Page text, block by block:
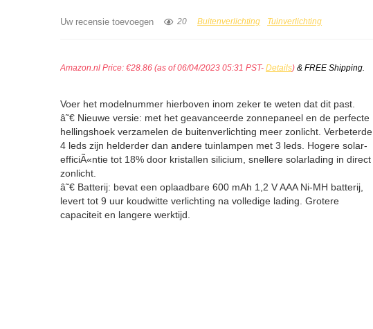
Uw recensie toevoegen 20 Buitenverlichting Tuinverlichting
Amazon.nl Price:€28.86 (as of 06/04/2023 05:31 PST-Details)&FREE Shipping.
Voer het modelnummer hierboven inom zeker te weten dat dit past.
â˜€ Nieuwe versie: met het geavanceerde zonnepaneel en de perfecte
hellingshoek verzamelen de buitenverlichting meer zonlicht. Verbeterde
4 leds zijn helderder dan andere tuinlampen met 3 leds. Hogere solar-
efficiÃ«ntie tot 18% door kristallen silicium, snellere solarlading in direct
zonlicht.
â˜€ Batterij: bevat een oplaadbare 600 mAh 1,2 V AAA Ni-MH batterij,
levert tot 9 uur koudwitte verlichting na volledige lading. Grotere
capaciteit en langere werktijd.